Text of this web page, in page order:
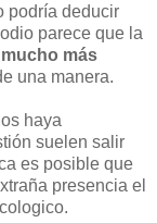
podría deducir
parece que la
más
una manera.
haya
suelen salir
es posible que
presencia el